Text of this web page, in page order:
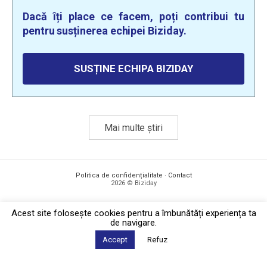
Dacă îți place ce facem, poți contribui tu
pentru susținerea echipei Biziday.
SUSȚINE ECHIPA BIZIDAY
Mai multe știri
Politica de confidențialitate · Contact
2026 © Biziday
Acest site foloseşte cookies pentru a îmbunătăți experiența ta
de navigare.
Accept Refuz